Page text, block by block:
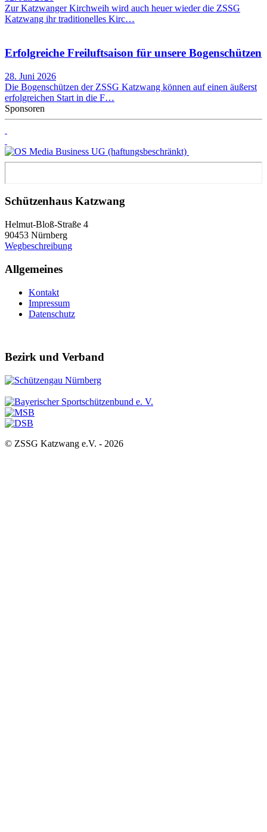
Zur Katzwanger Kirchweih wird auch heuer wieder die ZSSG
Katzwang ihr traditionelles Kirc…
Erfolgreiche Freiluftsaison für unsere Bogenschützen
28. Juni 2026
Die Bogenschützen der ZSSG Katzwang können auf einen äußerst
erfolgreichen Start in die F…
Sponsoren
Schützenhaus Katzwang
Helmut-Bloß-Straße 4
90453 Nürnberg
Wegbeschreibung
Allgemeines
Kontakt
Impressum
Datenschutz
Bezirk und Verband
© ZSSG Katzwang e.V. - 2026